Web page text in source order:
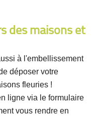
des maisons et
à l'embellissement
déposer votre
fleuries !
ligne via le formulaire
vous rendre en